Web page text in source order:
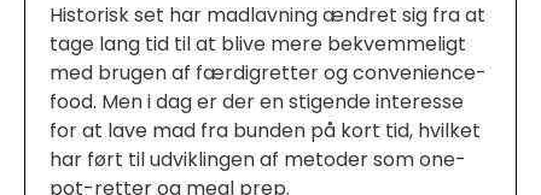
Historisk set har madlavning ændret sig fra at
tage lang tid til at blive mere bekvemmeligt
med brugen af færdigretter og convenience-
food. Men i dag er der en stigende interesse
for at lave mad fra bunden på kort tid, hvilket
har ført til udviklingen af metoder som one-
pot-retter og meal prep.